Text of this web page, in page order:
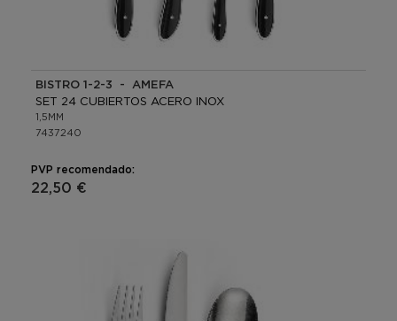
BISTRO 1-2-3 - AMEFA
SET 24 CUBIERTOS ACERO INOX
1,5MM
7437240
PVP recomendado:
22,50 €